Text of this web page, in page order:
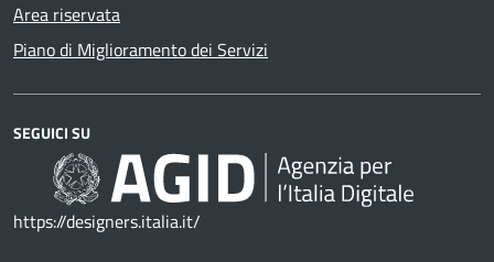
Area riservata
Piano di Miglioramento dei Servizi
SEGUICI SU
https://designers.italia.it/